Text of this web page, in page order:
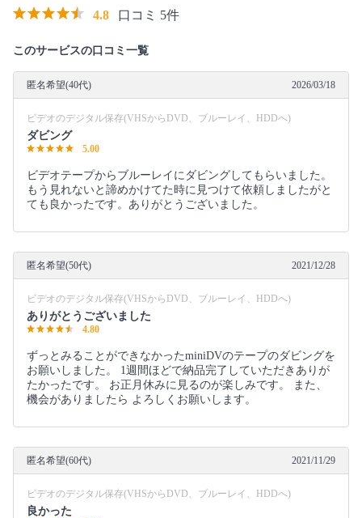
4.8 口コミ 5件
このサービスの口コミ一覧
匿名希望(40代) 2026/03/18
ビデオのデジタル保存(VHSからDVD、ブルーレイ、HDDへ)
ダビング
5.00
ビデオテープからブルーレイにダビングしてもらいました。
もう見れないと諦めかけてた時に見つけて依頼しましたがと
ても良かったです。ありがとうございました。
匿名希望(50代) 2021/12/28
ビデオのデジタル保存(VHSからDVD、ブルーレイ、HDDへ)
ありがとうございました
4.80
ずっとみることができなかったminiDVのテープのダビングを
お願いしました。 1週間ほどで納品完了していただきありが
たかったです。 お正月休みに見るのが楽しみです。 また、
機会がありましたら よろしくお願いします。
匿名希望(60代) 2021/11/29
ビデオのデジタル保存(VHSからDVD、ブルーレイ、HDDへ)
良かった